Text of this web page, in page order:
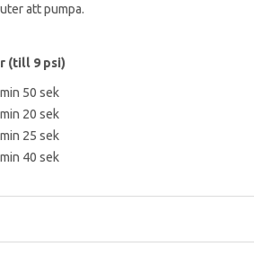
att pumpa.
(till 9 psi)
50 sek
20 sek
25 sek
40 sek